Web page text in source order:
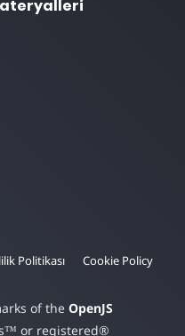
Politikası Cookie Policy
of the OpenJS
or registered®